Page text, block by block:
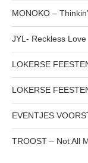
MONOKO –
JYL- Reckless Love
LOKERSE
LOKERSE
EVENTJES
TROOST – Not All